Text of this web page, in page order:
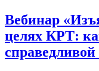
Вебинар
целях КРТ: